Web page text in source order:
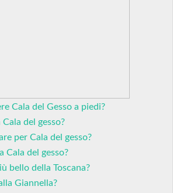
Cala del Gesso a piedi?
del gesso?
per Cala del gesso?
Cala del gesso?
bello della Toscana?
Giannella?